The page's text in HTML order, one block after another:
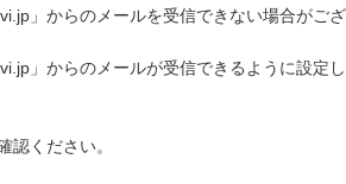
」からのメールを受信できない場合がござ
」からのメールが受信できるように設定し
認ください。